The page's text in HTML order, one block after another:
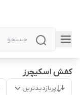
کفش اسکیچرز
پربازدیدترین